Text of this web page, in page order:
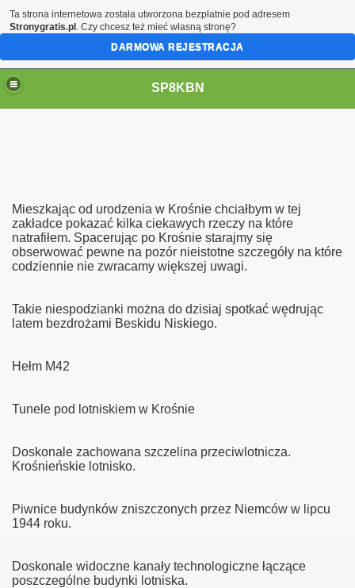
SP8KBN
Mieszkając od urodzenia w Krośnie chciałbym w tej
zakładce pokazać kilka ciekawych rzeczy na które
natrafiłem. Spacerując po Krośnie starajmy się
obserwować pewne na pozór nieistotne szczegóły na które
codziennie nie zwracamy większej uwagi.
Takie niespodzianki można do dzisiaj spotkać wędrując
latem bezdrożami Beskidu Niskiego.
Hełm M42
Tunele pod lotniskiem w Krośnie
Doskonale zachowana szczelina przeciwlotnicza.
Krośnieńskie lotnisko.
Piwnice budynków zniszczonych przez Niemców w lipcu
1944 roku.
Doskonale widoczne kanały technologiczne łączące
poszczególne budynki lotniska.
Ta strona internetowa została utworzona bezpłatnie pod adresem
Stronygratis.pl . Czy chcesz też mieć własną stronę?
DARMOWA REJESTRACJA